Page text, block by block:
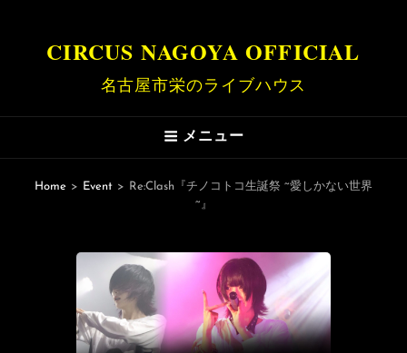
CIRCUS NAGOYA OFFICIAL
名古屋市栄のライブハウス
メニュー
Home > Event >
Re:Clash『チノコトコ生誕祭 ~愛しかない世界
~』